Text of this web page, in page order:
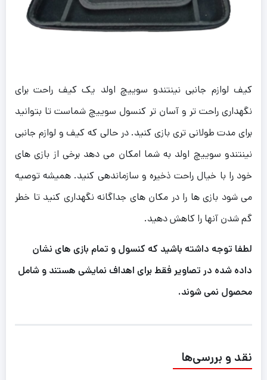
کیف لوازم جانبی نینتندو سوییچ اولد یک کیف راحت برای
نگهداری راحت تر و آسان تر کنسول سوییچ شماست تا بتوانید
برای مدت طولانی تری بازی کنید. در حالی که کیف و لوازم جانبی
نینتندو سوییچ اولد به شما امکان می دهد برخی از بازی های
خود را با خیال راحت ذخیره و سازماندهی کنید. همیشه توصیه
می شود بازی ها را در مکان های جداگانه نگهداری کنید تا خطر
گم شدن آنها را کاهش دهید.
لطفا توجه داشته باشید که کنسول و تمام بازی های نشان
داده شده در تصاویر فقط برای اهداف نمایشی هستند و شامل
محصول نمی شوند.
نقد و بررسی‌ها